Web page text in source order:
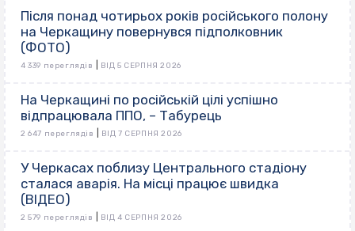
Після понад чотирьох років російського полону
на Черкащину повернувся підполковник
(ФОТО)
4 339 переглядів ВІД 5 СЕРПНЯ 2026
На Черкащині по російській цілі успішно
відпрацювала ППО, – Табурець
2 647 переглядів ВІД 7 СЕРПНЯ 2026
У Черкасах поблизу Центрального стадіону
сталася аварія. На місці працює швидка
(ВІДЕО)
2 579 переглядів ВІД 4 СЕРПНЯ 2026